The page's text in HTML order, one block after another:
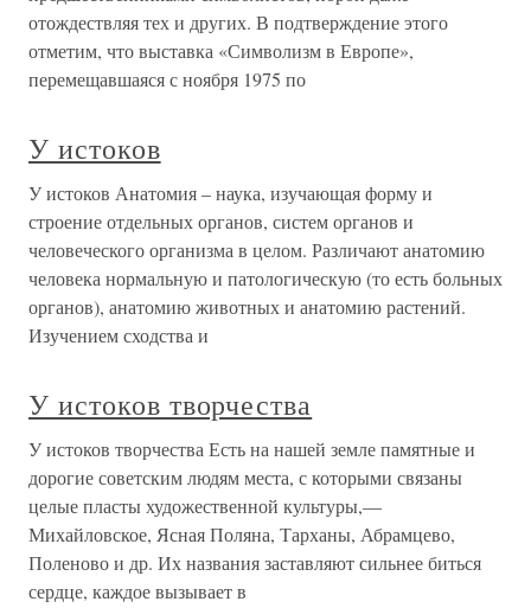
отождествляя тех и других. В подтверждение этого
отметим, что выставка «Символизм в Европе»,
перемещавшаяся с ноября 1975 по
У истоков
У истоков Анатомия – наука, изучающая форму и
строение отдельных органов, систем органов и
человеческого организма в целом. Различают анатомию
человека нормальную и патологическую (то есть больных
органов), анатомию животных и анатомию растений.
Изучением сходства и
У истоков творчества
У истоков творчества Есть на нашей земле памятные и
дорогие советским людям места, с которыми связаны
целые пласты художественной культуры,—
Михайловское, Ясная Поляна, Тарханы, Абрамцево,
Поленово и др. Их названия заставляют сильнее биться
сердце, каждое вызывает в